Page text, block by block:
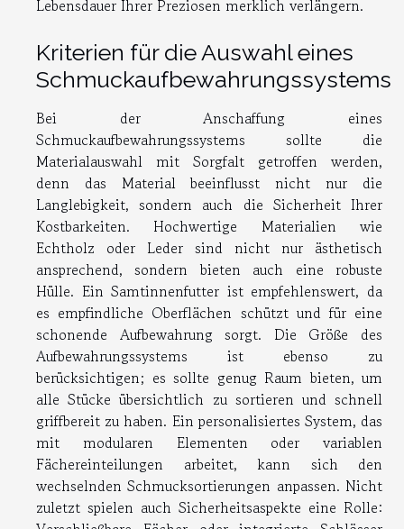
Lebensdauer Ihrer Preziosen merklich verlängern.
Kriterien für die Auswahl eines
Schmuckaufbewahrungssystems
Bei der Anschaffung eines
Schmuckaufbewahrungssystems sollte die
Materialauswahl mit Sorgfalt getroffen werden,
denn das Material beeinflusst nicht nur die
Langlebigkeit, sondern auch die Sicherheit Ihrer
Kostbarkeiten. Hochwertige Materialien wie
Echtholz oder Leder sind nicht nur ästhetisch
ansprechend, sondern bieten auch eine robuste
Hülle. Ein Samtinnenfutter ist empfehlenswert, da
es empfindliche Oberflächen schützt und für eine
schonende Aufbewahrung sorgt. Die Größe des
Aufbewahrungssystems ist ebenso zu
berücksichtigen; es sollte genug Raum bieten, um
alle Stücke übersichtlich zu sortieren und schnell
griffbereit zu haben. Ein personalisiertes System, das
mit modularen Elementen oder variablen
Fächereinteilungen arbeitet, kann sich den
wechselnden Schmucksortierungen anpassen. Nicht
zuletzt spielen auch Sicherheitsaspekte eine Rolle: